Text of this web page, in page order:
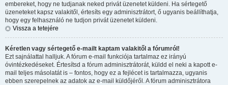
embereket, hogy ne tudjanak neked privát üzenetet küldeni. Ha sértegető
üzeneteket kapsz valakitől, értesíts egy adminisztrátort, ő ugyanis beállíthatja,
hogy egy felhasználó ne tudjon privát üzenetet küldeni.
Vissza a tetejére
Kéretlen vagy sértegető e-mailt kaptam valakitől a fórumról!
Ezt sajnálattal halljuk. A fórum e-mail funkciója tartalmaz ez irányú
óvintézkedéseket. Értesítsd a fórum adminisztrátorát, küldd el neki a kapott e-
mail teljes másolatát is – fontos, hogy ez a fejlécet is tartalmazza, ugyanis
ebben szerepelnek az adatok az e-mail küldőjéről. A fórum adminisztrátora